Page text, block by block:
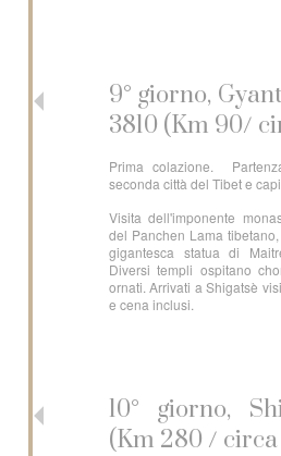
9° giorno,
3810 (Km 90/
Prima colazione.
seconda città del Tibet e
Visita dell'imponente
del Panchen Lama
gigantesca statua di
Diversi templi ospitano
ornati. Arrivati a Shigatsè
e cena inclusi.
10° giorno,
(Km 280 / circa